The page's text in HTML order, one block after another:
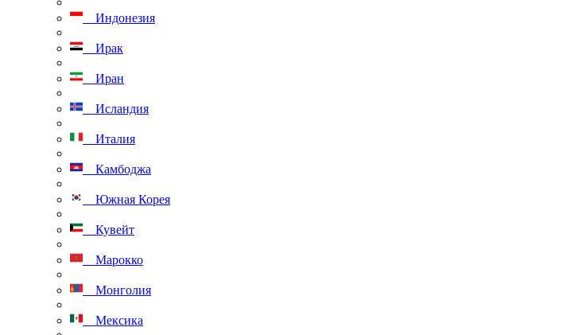
Индонезия
Ирак
Иран
Исландия
Италия
Камбоджа
Южная Корея
Кувейт
Марокко
Монголия
Мексика